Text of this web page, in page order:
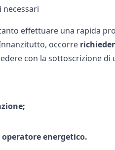
necessari
effettuare una rapida
occorre
con la sottoscrizione di
energetico.